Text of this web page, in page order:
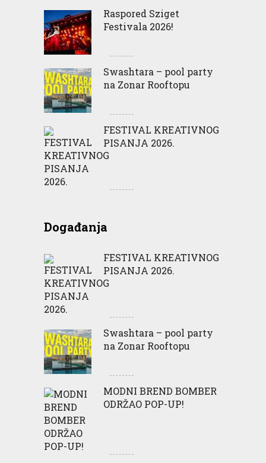
Raspored Sziget
Festivala 2026!
Swashtara – pool party
na Zonar Rooftopu
FESTIVAL KREATIVNOG
PISANJA 2026.
Događanja
FESTIVAL KREATIVNOG
PISANJA 2026.
Swashtara – pool party
na Zonar Rooftopu
MODNI BREND BOMBER
ODRŽAO POP-UP!